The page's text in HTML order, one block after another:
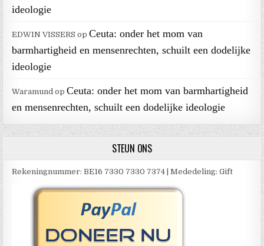
ideologie
EDWIN VISSERS opCeuta: onder het mom van
barmhartigheid en mensenrechten, schuilt een dodelijke
ideologie
Waramund opCeuta: onder het mom van barmhartigheid
en mensenrechten, schuilt een dodelijke ideologie
STEUN ONS
Rekeningnummer: BE16 7330 7330 7374 | Mededeling: Gift